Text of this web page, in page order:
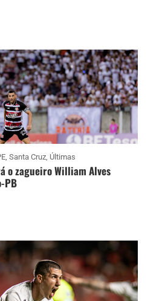
, Santa Cruz, Últimas
o zagueiro William Alves
PB